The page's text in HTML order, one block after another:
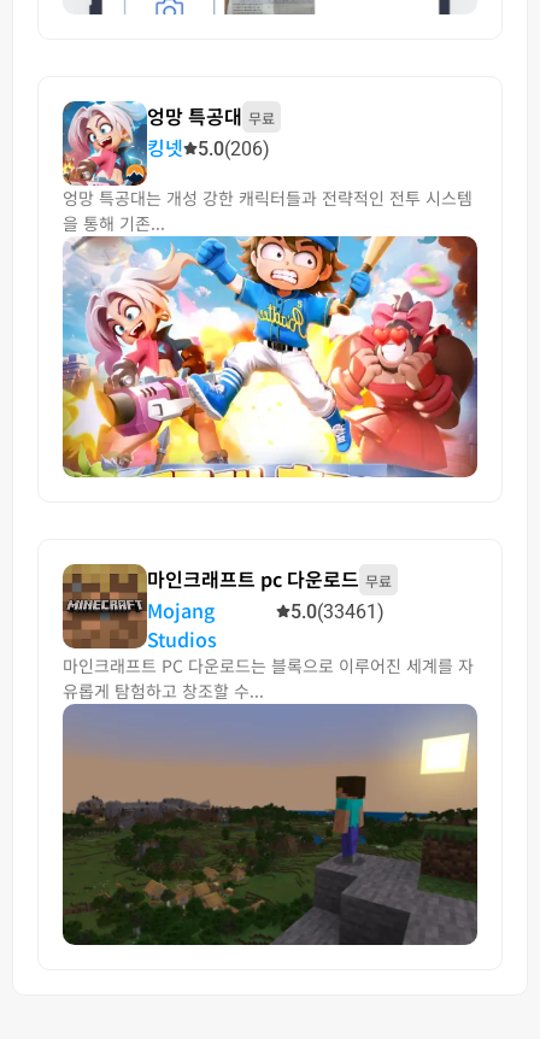
엉망 특공대 무료
킹넷 5.0(206)
엉망 특공대는 개성 강한 캐릭터들과 전략적인 전투 시스템
을 통해 기존...
마인크래프트 pc 다운로드 무료
Mojang
Studios
5.0(33461)
마인크래프트 PC 다운로드는 블록으로 이루어진 세계를 자
유롭게 탐험하고 창조할 수...